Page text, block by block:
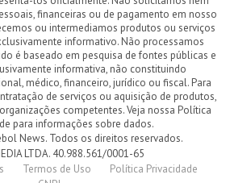
financeiras ou de pagamento em nosso
ou intermediamos produtos ou serviços
informativo. Não processamos
é baseado em pesquisa de fontes públicas e
informativa, não constituindo
médico, financeiro, jurídico ou fiscal. Para
de serviços ou aquisição de produtos,
competentes. Veja nossa Política
para informações sobre dados.
News. Todos os direitos reservados.
LTDA. 40.988.561/0001-65
Termos de Uso
Política Privacidade